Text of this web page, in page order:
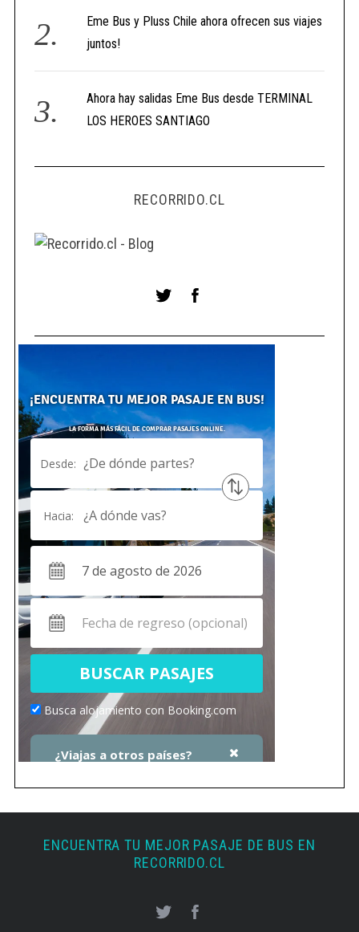
Eme Bus y Pluss Chile ahora ofrecen sus viajes
juntos!
Ahora hay salidas Eme Bus desde TERMINAL
LOS HEROES SANTIAGO
RECORRIDO.CL
ENCUENTRA TU MEJOR PASAJE DE BUS EN
RECORRIDO.CL